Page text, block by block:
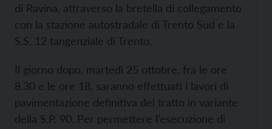
di Ravina, attraverso la bretella di collegamento
con la stazione autostradale di Trento Sud e la
S.S. 12 tangenziale di Trento.
Il giorno dopo, martedì 25 ottobre, fra le ore
8.30 e le ore 18, saranno effettuati i lavori di
pavimentazione definitiva del tratto in variante
della S.P. 90. Per permettere l’esecuzione di